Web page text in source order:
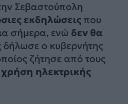
Σεβαστούπολη
εκδηλώσειςπου
σήμερα, ενώ δεν θα
ο κυβερνήτης
ζήτησε από τους
ηλεκτρικής